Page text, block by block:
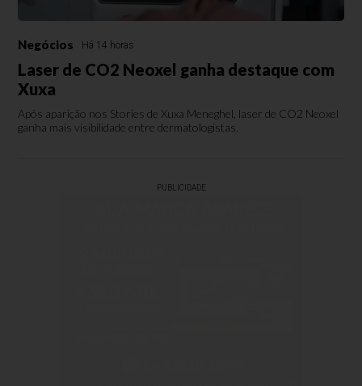
Negócios Há 14 horas
Laser de CO2 Neoxel ganha destaque com
Xuxa
Após aparição nos Stories de Xuxa Meneghel, laser de CO2 Neoxel
ganha mais visibilidade entre dermatologistas.
PUBLICIDADE